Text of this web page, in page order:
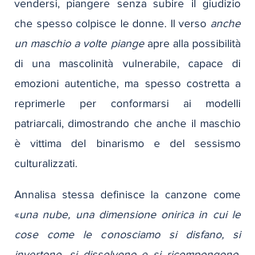
vendersi, piangere senza subire il giudizio
che spesso colpisce le donne. Il verso anche
un maschio a volte piange apre alla possibilità
di una mascolinità vulnerabile, capace di
emozioni autentiche, ma spesso costretta a
reprimerle per conformarsi ai modelli
patriarcali, dimostrando che anche il maschio
è vittima del binarismo e del sessismo
culturalizzati.
Annalisa stessa definisce la canzone come
«una nube, una dimensione onirica in cui le
cose come le conosciamo si disfano, si